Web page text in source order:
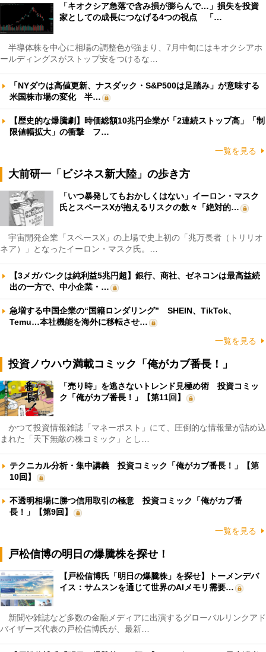
「キオクシア急落で含み損が膨らんで…」損失を投資
家としての成長につなげる4つの視点 「…
半導体株を中心に相場の調整色が強まり、7月中旬にはキオクシアホ
ールディングスがストップ安をつけるな…
「NYダウは高値更新、ナスダック・S&P500は足踏み」が意味する
米国株市場の変化 半…
【歴史的な爆騰劇】時価総額10兆円企業が「2連続ストップ高」「制
限値幅拡大」の衝撃 フ…
一覧を見る
大前研一「ビジネス新大陸」の歩き方
「いつ暴発してもおかしくはない」イーロン・マスク
氏とスペースXが抱えるリスクの数々「絶対的…
宇宙開発企業「スペースX」の上場で史上初の「兆万長者（トリリオ
ネア）」となったイーロン・マスク氏。…
【3メガバンクは純利益5兆円超】銀行、商社、ゼネコンは最高益続
出の一方で、中小企業・…
急増する中国企業の“国籍ロンダリング” SHEIN、TikTok、
Temu…本社機能を海外に移転させ…
一覧を見る
投資ノウハウ満載コミック「俺がカブ番長！」
「売り時」を逃さないトレンド見極め術 投資コミッ
ク「俺がカブ番長！」【第11回】
かつて投資情報雑誌「マネーポスト」にて、圧倒的な情報量が詰め込
まれた「天下無敵の株コミック」とし…
テクニカル分析・集中講義 投資コミック「俺がカブ番長！」【第
10回】
不透明相場に勝つ信用取引の極意 投資コミック「俺がカブ番
長！」【第9回】
一覧を見る
戸松信博の明日の爆騰株を探せ！
【戸松信博氏「明日の爆騰株」を探せ】トーメンデバ
イス：サムスンを通じて世界のAIメモリ需要…
新聞や雑誌など多数の金融メディアに出演するグローバルリンクアド
バイザーズ代表の戸松信博氏が、最新…